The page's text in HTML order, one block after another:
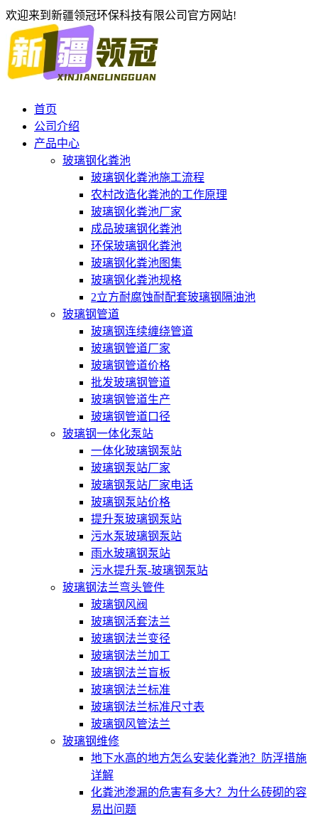
欢迎来到新疆领冠环保科技有限公司官方网站!
首页
公司介绍
产品中心
玻璃钢化粪池
玻璃钢化粪池施工流程
农村改造化粪池的工作原理
玻璃钢化粪池厂家
成品玻璃钢化粪池
环保玻璃钢化粪池
玻璃钢化粪池图集
玻璃钢化粪池规格
2立方耐腐蚀耐配套玻璃钢隔油池
玻璃钢管道
玻璃钢连续缠绕管道
玻璃钢管道厂家
玻璃钢管道价格
批发玻璃钢管道
玻璃钢管道生产
玻璃钢管道口径
玻璃钢一体化泵站
一体化玻璃钢泵站
玻璃钢泵站厂家
玻璃钢泵站厂家电话
玻璃钢泵站价格
提升泵玻璃钢泵站
污水泵玻璃钢泵站
雨水玻璃钢泵站
污水提升泵-玻璃钢泵站
玻璃钢法兰弯头管件
玻璃钢风阀
玻璃钢活套法兰
玻璃钢法兰变径
玻璃钢法兰加工
玻璃钢法兰盲板
玻璃钢法兰标准
玻璃钢法兰标准尺寸表
玻璃钢风管法兰
玻璃钢维修
地下水高的地方怎么安装化粪池？防浮措施
详解
化粪池渗漏的危害有多大？为什么砖砌的容
易出问题